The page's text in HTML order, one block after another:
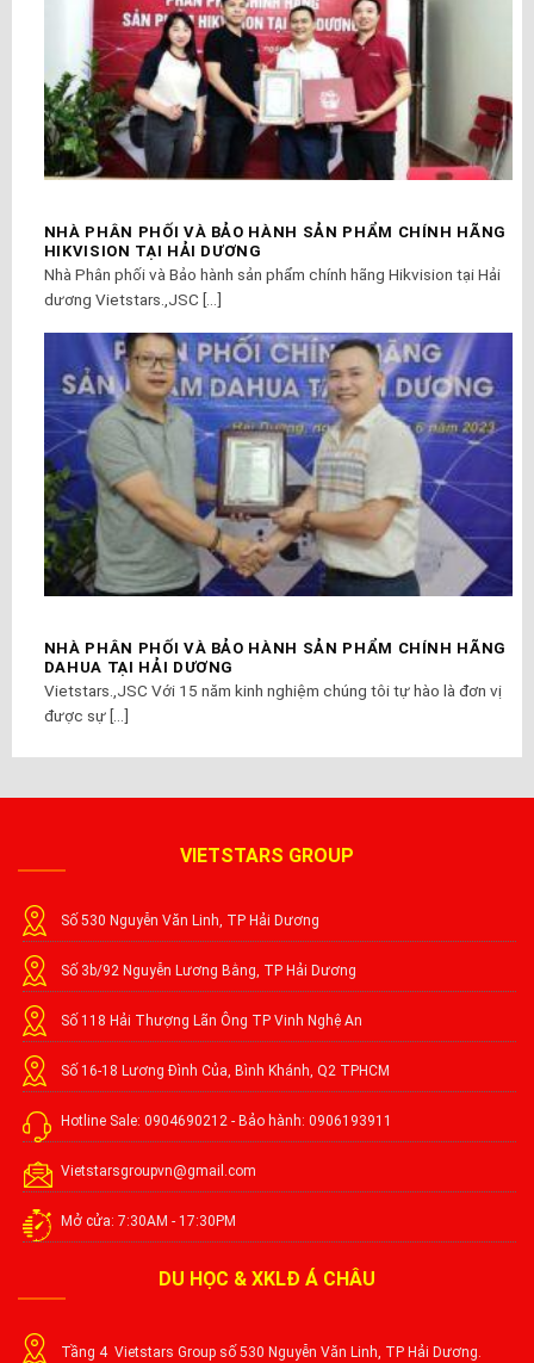
NHÀ PHÂN PHỐI VÀ BẢO HÀNH SẢN PHẨM CHÍNH HÃNG
HIKVISION TẠI HẢI DƯƠNG
Nhà Phân phối và Bảo hành sản phẩm chính hãng Hikvision tại Hải
dương Vietstars.,JSC [...]
NHÀ PHÂN PHỐI VÀ BẢO HÀNH SẢN PHẨM CHÍNH HÃNG
DAHUA TẠI HẢI DƯƠNG
Vietstars.,JSC Với 15 năm kinh nghiệm chúng tôi tự hào là đơn vị
được sự [...]
VIETSTARS GROUP
Số 530 Nguyễn Văn Linh, TP Hải Dương
Số 3b/92 Nguyễn Lương Bằng, TP Hải Dương
Số 118 Hải Thượng Lãn Ông TP Vinh Nghệ An
Số 16-18 Lương Đình Của, Bình Khánh, Q2 TPHCM
Hotline Sale: 0904690212 - Bảo hành: 0906193911
Vietstarsgroupvn@gmail.com
Mở cửa: 7:30AM - 17:30PM
DU HỌC & XKLĐ Á CHÂU
Tầng 4 Vietstars Group số 530 Nguyễn Văn Linh, TP Hải Dương.